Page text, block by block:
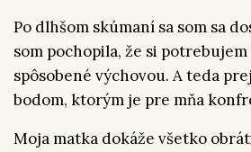
Po dlhšom skúmaní sa som sa
som pochopila, že si
spôsobené výchovou. A teda
bodom, ktorým je pre mňa
Moja matka dokáže všetko